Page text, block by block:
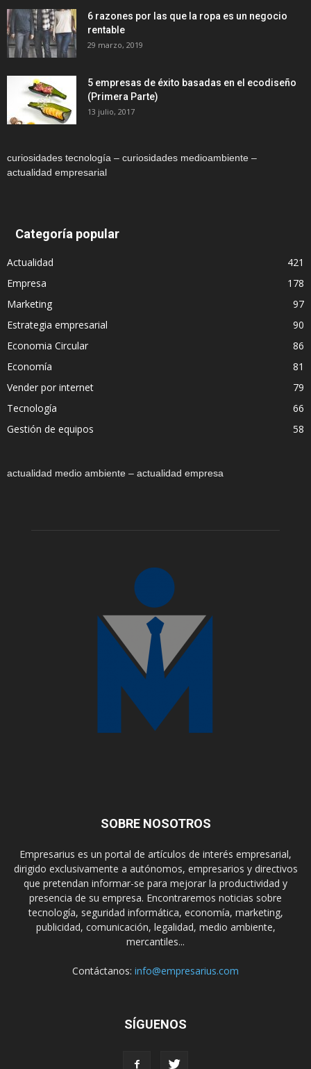
6 razones por las que la ropa es un negocio
rentable
29 marzo, 2019
5 empresas de éxito basadas en el ecodiseño
(Primera Parte)
13 julio, 2017
curiosidades tecnología – curiosidades medioambiente –
actualidad empresarial
Categoría popular
Actualidad
421
Empresa
178
Marketing
97
Estrategia empresarial
90
Economia Circular
86
Economía
81
Vender por internet
79
Tecnología
66
Gestión de equipos
58
actualidad medio ambiente – actualidad empresa
SOBRE NOSOTROS
Empresarius es un portal de artículos de interés empresarial,
dirigido exclusivamente a autónomos, empresarios y directivos
que pretendan informar-se para mejorar la productividad y
presencia de su empresa. Encontraremos noticias sobre
tecnología, seguridad informática, economía, marketing,
publicidad, comunicación, legalidad, medio ambiente,
mercantiles...
Contáctanos: info@empresarius.com
SÍGUENOS